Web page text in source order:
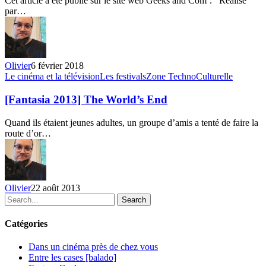
au
Flashback
Film
Fest
par…
Olivier6 février 2018
[Fantasia
The
World’s
End
Le cinéma et la télévisionLes festivalsZone TechnoCulturelle
[Fantasia 2013] The World’s End
Quand ils étaient jeunes adultes, un groupe d’amis a tenté de faire la
route d’or…
Olivier22 août 2013
Search
Catégories
Dans un cinéma près de chez vous
Entre les cases [balado]